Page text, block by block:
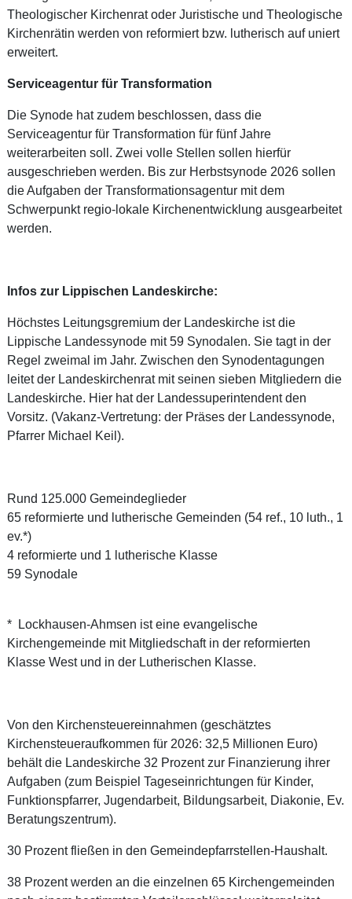
Theologischer Kirchenrat oder Juristische und Theologische
Kirchenrätin werden von reformiert bzw. lutherisch auf uniert
erweitert.
Serviceagentur für Transformation
Die Synode hat zudem beschlossen, dass die
Serviceagentur für Transformation für fünf Jahre
weiterarbeiten soll. Zwei volle Stellen sollen hierfür
ausgeschrieben werden. Bis zur Herbstsynode 2026 sollen
die Aufgaben der Transformationsagentur mit dem
Schwerpunkt regio-lokale Kirchenentwicklung ausgearbeitet
werden.
Infos zur Lippischen Landeskirche:
Höchstes Leitungsgremium der Landeskirche ist die
Lippische Landessynode mit 59 Synodalen. Sie tagt in der
Regel zweimal im Jahr. Zwischen den Synodentagungen
leitet der Landeskirchenrat mit seinen sieben Mitgliedern die
Landeskirche. Hier hat der Landessuperintendent den
Vorsitz. (Vakanz-Vertretung: der Präses der Landessynode,
Pfarrer Michael Keil).
Rund 125.000 Gemeindeglieder
65 reformierte und lutherische Gemeinden (54 ref., 10 luth., 1
ev.*)
4 reformierte und 1 lutherische Klasse
59 Synodale
* Lockhausen-Ahmsen ist eine evangelische
Kirchengemeinde mit Mitgliedschaft in der reformierten
Klasse West und in der Lutherischen Klasse.
Von den Kirchensteuereinnahmen (geschätztes
Kirchensteueraufkommen für 2026: 32,5 Millionen Euro)
behält die Landeskirche 32 Prozent zur Finanzierung ihrer
Aufgaben (zum Beispiel Tageseinrichtungen für Kinder,
Funktionspfarrer, Jugendarbeit, Bildungsarbeit, Diakonie, Ev.
Beratungszentrum).
30 Prozent fließen in den Gemeindepfarrstellen-Haushalt.
38 Prozent werden an die einzelnen 65 Kirchengemeinden